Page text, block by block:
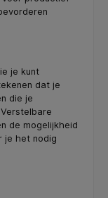
je kunt
dat je
die je
de mogelijkheid
je het nodig